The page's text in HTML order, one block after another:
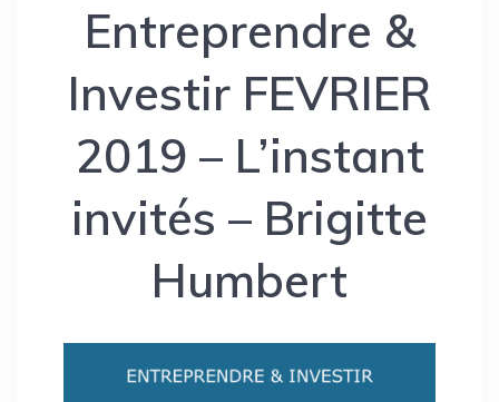
Entreprendre &
Investir FEVRIER
2019 – L’instant
invités – Brigitte
Humbert